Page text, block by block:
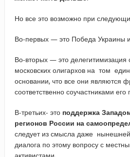
Но все это возможно при
Во-первых — это Победа Украины
Во-вторых — это делегитимизация
московских олигархов на том
основании, что все они являются
соответственно соучастниками его
В-третьих- это поддержка
регионов России на
следует из смысла даже
диалога по этому вопросу с